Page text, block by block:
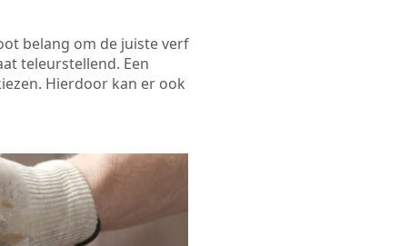
belang om de juiste verf
teleurstellend. Een
Hierdoor kan er ook